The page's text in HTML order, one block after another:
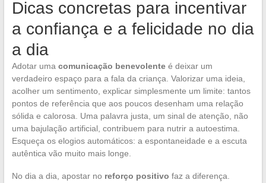
Dicas concretas para incentivar
a confiança e a felicidade no dia
a dia
Adotar uma comunicação benevolenteé deixar um
verdadeiro espaço para a fala da criança. Valorizar uma ideia,
acolher um sentimento, explicar simplesmente um limite: tantos
pontos de referência que aos poucos desenham uma relação
sólida e calorosa. Uma palavra justa, um sinal de atenção, não
uma bajulação artificial, contribuem para nutrir a autoestima.
Esqueça os elogios automáticos: a espontaneidade e a escuta
autêntica vão muito mais longe.
No dia a dia, apostar no reforço positivo faz a diferença.